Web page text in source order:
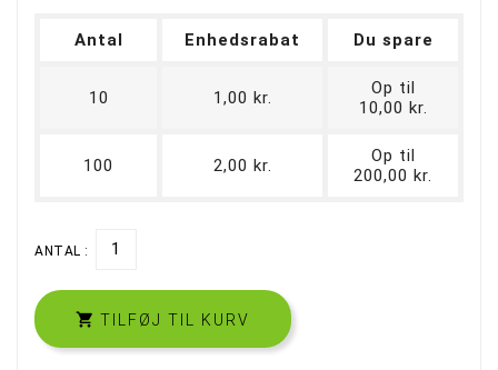
Antal Enhedsrabat Du spare
10 1,00 kr.
Op til
10,00 kr.
100 2,00 kr.
Op til
200,00 kr.
ANTAL :
 TILFØJ TIL KURV